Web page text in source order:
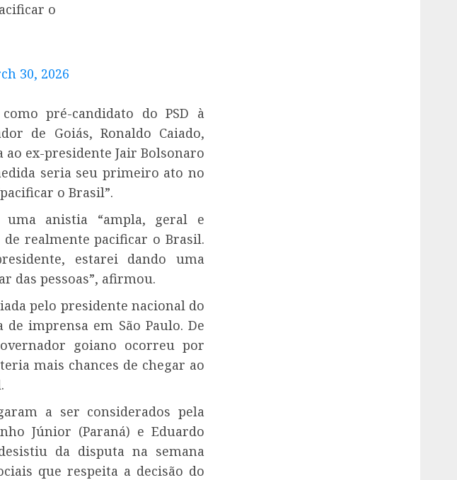
o
30, 2026
pré-candidato do PSD à
de Goiás, Ronaldo Caiado,
ex-presidente Jair Bolsonaro
seria seu primeiro ato no
o Brasil”.
uma anistia “ampla, geral e
realmente pacificar o Brasil.
estarei dando uma
das pessoas”, afirmou.
pelo presidente nacional do
imprensa em São Paulo. De
goiano ocorreu por
mais chances de chegar ao
a ser considerados pela
Júnior (Paraná) e Eduardo
da disputa na semana
que respeita a decisão do